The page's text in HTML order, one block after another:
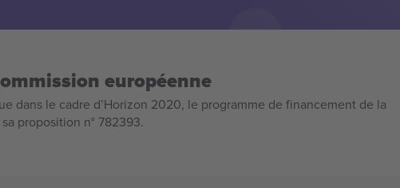
européenne
dans le cadre d’Horizon 2020, le programme de financement de la
proposition n° 782393.